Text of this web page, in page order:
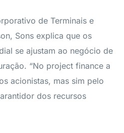
de Terminais e
Sons explica que os
se ajustam ao negócio de
“No project finance a
acionistas, mas sim pelo
dos recursos